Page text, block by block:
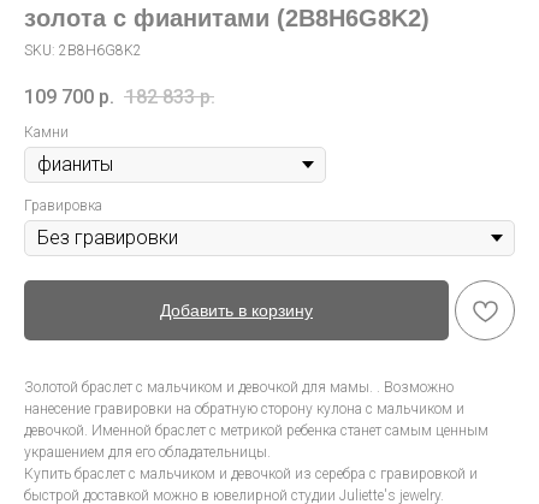
золота с фианитами (2B8H6G8K2)
SKU: 2B8H6G8K2
109 700 р. 182 833 р.
Камни
Гравировка
Добавить в корзину
Золотой браслет с мальчиком и девочкой для мамы. . Возможно
нанесение гравировки на обратную сторону кулона с мальчиком и
девочкой. Именной браслет с метрикой ребенка станет самым ценным
украшением для его обладательницы.
Купить браслет с мальчиком и девочкой из серебра с гравировкой и
быстрой доставкой можно в ювелирной студии Juliette's jewelry.